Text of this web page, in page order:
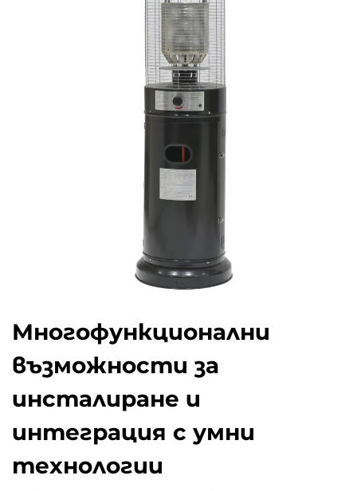
Многофункционални
възможности за
инсталиране и
интеграция с умни
технологии